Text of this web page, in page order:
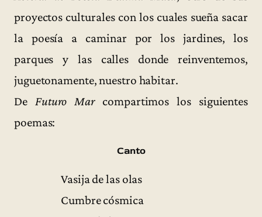
proyectos culturales con los cuales sueña sacar
la poesía a caminar por los jardines, los
parques y las calles donde reinventemos,
juguetonamente, nuestro habitar.
De Futuro Marcompartimos los siguientes
poemas:
Canto
Vasija de las olas
Cumbre cósmica